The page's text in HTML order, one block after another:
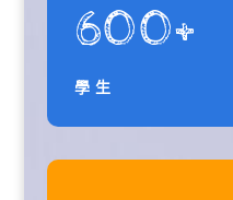
600+
學生